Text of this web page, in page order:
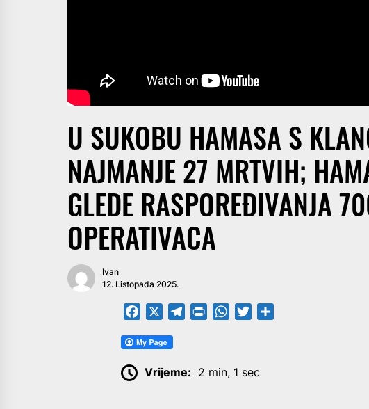
U SUKOBU HAMASA S
NAJMANJE 27 MRTVIH;
GLEDE RASPOREĐIVANJA
OPERATIVACA
Ivan
12. Listopada 2025.
FacebookTelegramPrintFriendly
WhatsApp
Twitter
Vrijeme: 2 min, 1 sec